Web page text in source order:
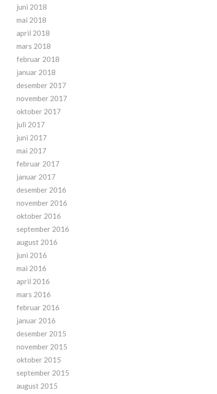
juni 2018
mai 2018
april 2018
mars 2018
februar 2018
januar 2018
desember 2017
november 2017
oktober 2017
juli 2017
juni 2017
mai 2017
februar 2017
januar 2017
desember 2016
november 2016
oktober 2016
september 2016
august 2016
juni 2016
mai 2016
april 2016
mars 2016
februar 2016
januar 2016
desember 2015
november 2015
oktober 2015
september 2015
august 2015